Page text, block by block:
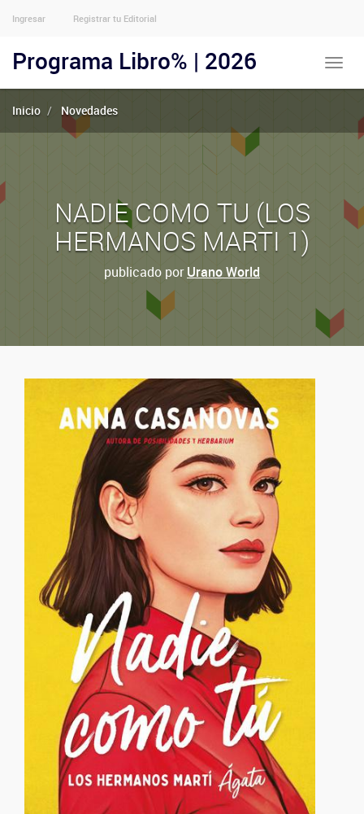
Menu
Usuarios
Anónimos
Ingresar Registrar tu Editorial
Toggle
Programa Libro% | 2026
Inicio Novedades
NADIE COMO TU (LOS
HERMANOS MARTI 1)
publicado porUrano World